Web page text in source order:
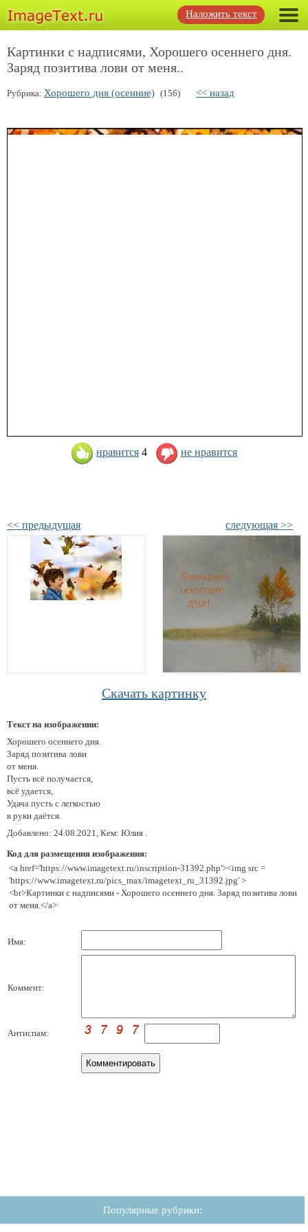
Наложить текст
Картинки с надписями, Хорошего осеннего дня.
Заряд позитива лови от меня..
Рубрика: Хорошего дня (осенние) (156) << назад
нравится 4 не нравится
<< предыдущая следующая >>
Скачать картинку
Текст на изображении:
Хорошего осеннего дня.
Заряд позитива лови
от меня.
Пусть всё получается,
всё удается,
Удача пусть с легкостью
в руки даётся.
Добавлено: 24.08.2021, Кем: Юлия .
Код для размещения изображения:
<a href='https://www.imagetext.ru/inscription-31392.php'><img src =
'https://www.imagetext.ru/pics_max/imagetext_ru_31392.jpg' >
<br>Картинки с надписями - Хорошего осеннего дня. Заряд позитива лови
от меня.</a>
Имя:
Коммент:
Антиспам:
Популярные рубрики: